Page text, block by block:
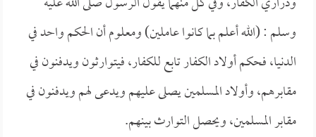
وسلم : (الله أعلم بما كانوا عاملين) ومعلوم أن الحكم واحد في
الدنيا، فحكم أولاد الكفار تابع للكفار، فيتوارثون ويدفنون في
مقابرهم، وأولاد المسلمين يصلى عليهم ويدعى لهم ويدفنون في
مقابر المسلمين، ويحصل التوارث بينهم.